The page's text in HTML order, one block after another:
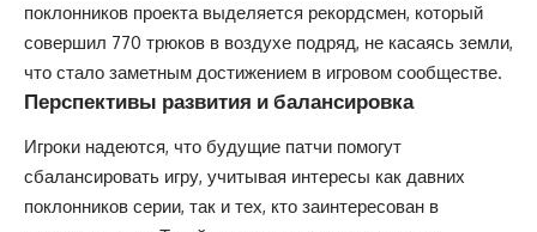
поклонников проекта выделяется рекордсмен, который
совершил 770 трюков в воздухе подряд, не касаясь земли,
что стало заметным достижением в игровом сообществе.
Перспективы развития и балансировка
Игроки надеются, что будущие патчи помогут
сбалансировать игру, учитывая интересы как давних
поклонников серии, так и тех, кто заинтересован в